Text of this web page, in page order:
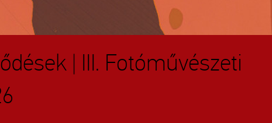
| III. Fotóművészeti